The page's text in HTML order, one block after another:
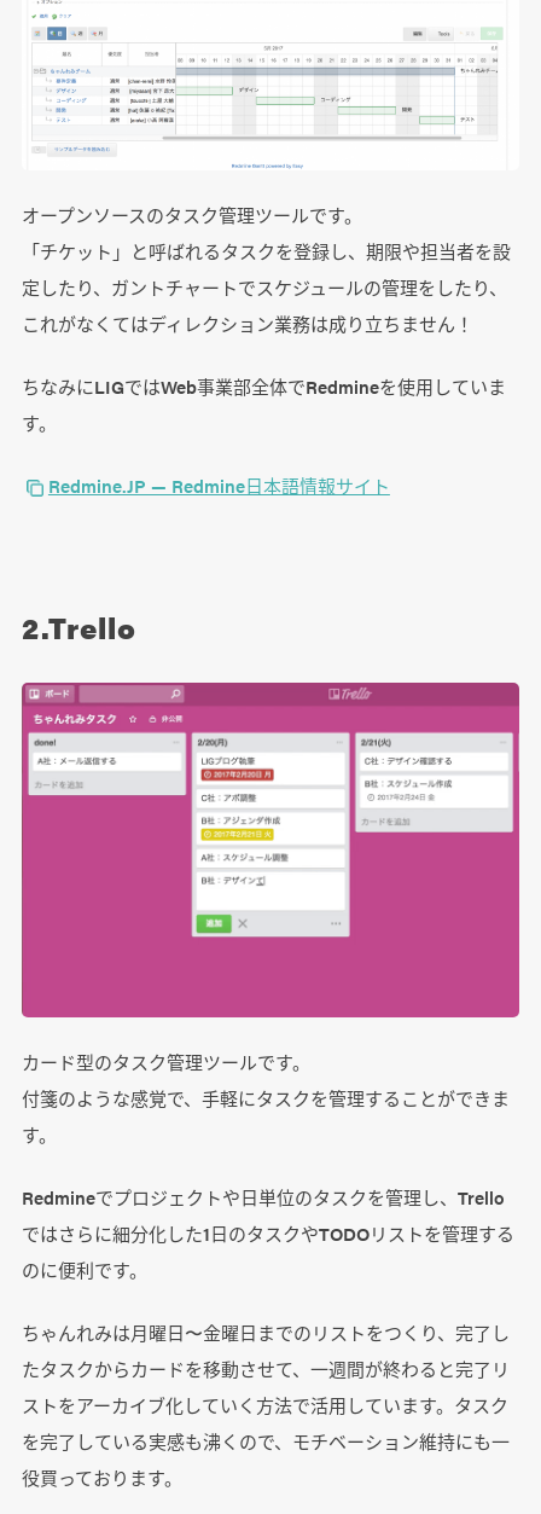
オープンソースのタスク管理ツールです。
「チケット」と呼ばれるタスクを登録し、期限や担当者を設
定したり、ガントチャートでスケジュールの管理をしたり、
これがなくてはディレクション業務は成り立ちません！
ちなみにLIGではWeb事業部全体でRedmineを使用していま
す。
Redmine.JP — Redmine日本語情報サイト
2.Trello
カード型のタスク管理ツールです。
付箋のような感覚で、手軽にタスクを管理することができま
す。
Redmineでプロジェクトや日単位のタスクを管理し、Trello
ではさらに細分化した1日のタスクやTODOリストを管理する
のに便利です。
ちゃんれみは月曜日〜金曜日までのリストをつくり、完了し
たタスクからカードを移動させて、一週間が終わると完了リ
ストをアーカイブ化していく方法で活用しています。タスク
を完了している実感も沸くので、モチベーション維持にも一
役買っております。